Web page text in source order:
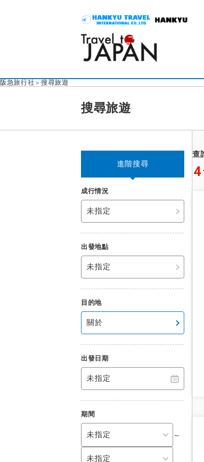
阪急旅行社 搜尋旅遊
搜尋旅遊
進階搜尋
成行情況
未指定
出發地點
未指定
目的地
關於
出發日期
未指定
期間
～
查
4